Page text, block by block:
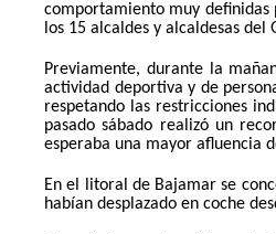
comportamiento muy definidas
los 15 alcaldes y alcaldesas
Previamente, durante la
actividad deportiva y de
respetando las restricciones
pasado sábado realizó un
esperaba una mayor afluencia
En el litoral de Bajamar se
habían desplazado en coche